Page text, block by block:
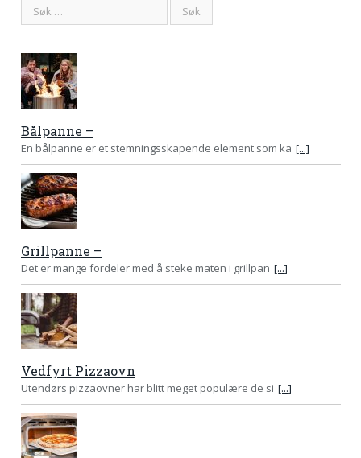
Bålpanne –
En bålpanne er et stemningsskapende element som ka [...]
Grillpanne –
Det er mange fordeler med å steke maten i grillpan [...]
Vedfyrt Pizzaovn
Utendørs pizzaovner har blitt meget populære de si [...]